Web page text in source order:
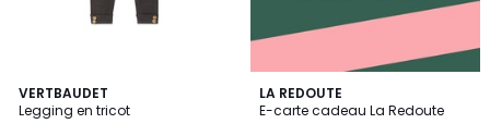
VERTBAUDET
Legging en tricot
4
Couleurs
LA REDOUTE
E-carte cadeau La Redoute
3
/